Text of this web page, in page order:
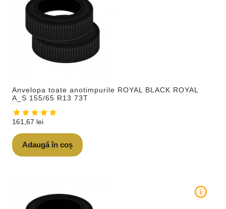
Anvelopa toate anotimpurile ROYAL BLACK ROYAL
A_S 155/65 R13 73T
161,67 lei
Adaugă în coș
i